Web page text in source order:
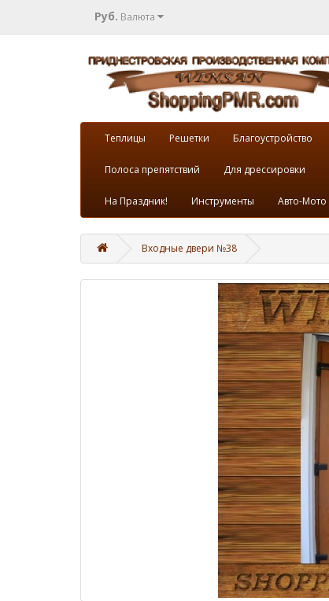
Руб. Валюта
Теплицы Решетки Благоустройство
Полоса препятствий Для дрессировки
На Праздник! Инструменты Авто-Мото
Входные двери №38